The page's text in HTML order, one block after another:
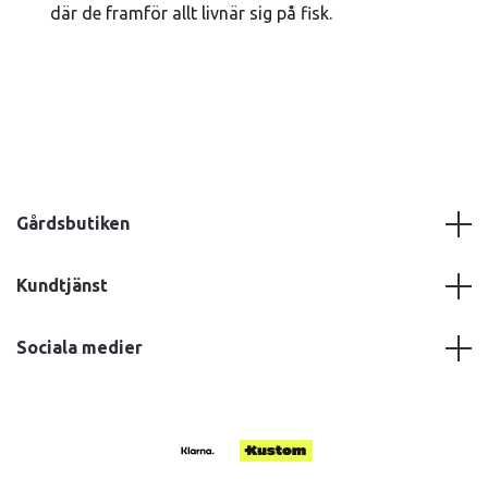
där de framför allt livnär sig på fisk.
Gårdsbutiken
Kundtjänst
Sociala medier